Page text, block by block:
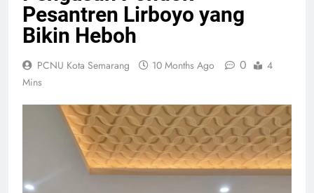
Pesantren Lirboyo yang
Bikin Heboh
PCNU Kota Semarang 10 Months Ago 0
4
Mins